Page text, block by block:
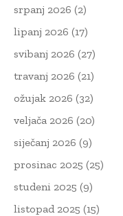
srpanj 2026 (2)
lipanj 2026 (17)
svibanj 2026 (27)
travanj 2026 (21)
ožujak 2026 (32)
veljača 2026 (20)
siječanj 2026 (9)
prosinac 2025 (25)
studeni 2025 (9)
listopad 2025 (15)